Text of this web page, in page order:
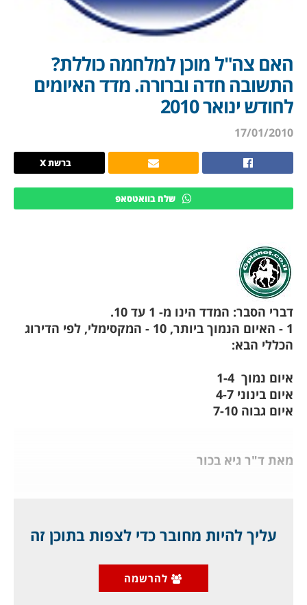
האם צה"ל מוכן למלחמה כוללת?
התשובה חדה וברורה. מדד האיומים
לחודש ינואר 2010
17/01/2010
ברשת X
שלח בוואטסאפ
דברי הסבר: המדד הינו מ- 1 עד 10.
1 - האיום הנמוך ביותר, 10 - המקסימלי, לפי הדירוג
הכללי הבא:
איום נמוך 1-4
איום בינוני 4-7
איום גבוה 7-10
מאת ד"ר גיא בכור
שלהם, או משום שהטעיתַ אותם לחשוב כך". סון טצו,
המאה הרביעית לפני הספירה.
מה דעתי על מוכנותו של צה"ל למלחמה הבאה? ממפגשיי
עם דרג פיקודי בכיר ובינוני בשבועיים האחרונים אני רואה
עליך להיות מחובר כדי לצפות בתוכן זה
להרשמה